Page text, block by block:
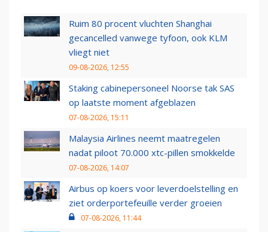
Ruim 80 procent vluchten Shanghai
gecancelled vanwege tyfoon, ook KLM
vliegt niet
09-08-2026, 12:55
Staking cabinepersoneel Noorse tak SAS
op laatste moment afgeblazen
07-08-2026, 15:11
Malaysia Airlines neemt maatregelen
nadat piloot 70.000 xtc-pillen smokkelde
07-08-2026, 14:07
Airbus op koers voor leverdoelstelling en
ziet orderportefeuille verder groeien
07-08-2026, 11:44